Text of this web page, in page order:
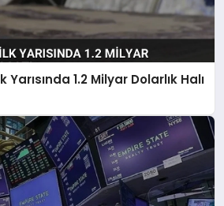
Yarısında 1.2 Milyar Dolarlık Halı